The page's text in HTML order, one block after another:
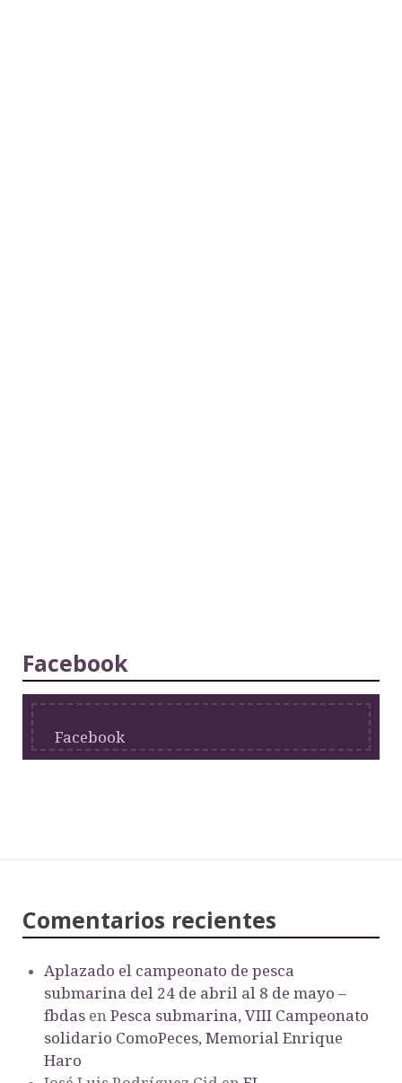
Facebook
Facebook
Comentarios recientes
Aplazado el campeonato de pesca
submarina del 24 de abril al 8 de mayo –
fbdas en Pesca submarina, VIII Campeonato
solidario ComoPeces, Memorial Enrique
Haro